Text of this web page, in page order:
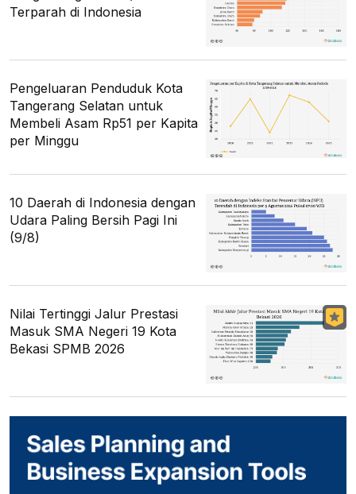
Terparah di Indonesia
Pengeluaran Penduduk Kota
Tangerang Selatan untuk
Membeli Asam Rp51 per Kapita
per Minggu
10 Daerah di Indonesia dengan
Udara Paling Bersih Pagi Ini
(9/8)
Nilai Tertinggi Jalur Prestasi
Masuk SMA Negeri 19 Kota
Bekasi SPMB 2026